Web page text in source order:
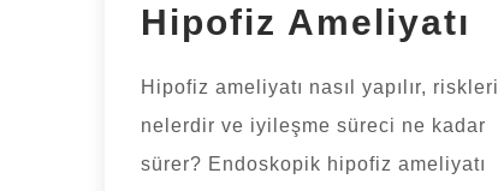
Hipofiz Ameliyatı
Hipofiz ameliyatı nasıl yapılır, riskleri
nelerdir ve iyileşme süreci ne kadar
sürer? Endoskopik hipofiz ameliyatı